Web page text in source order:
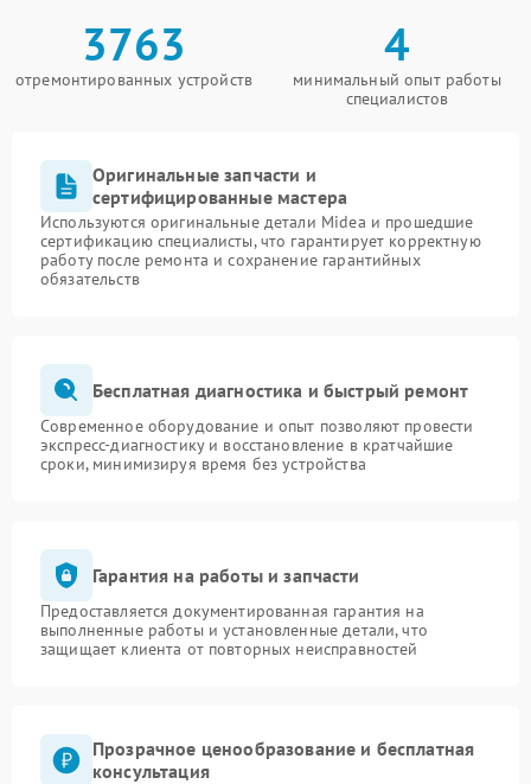
3763
отремонтированных устройств
4
минимальный опыт работы
специалистов
Оригинальные запчасти и
сертифицированные мастера
Используются оригинальные детали Midea и прошедшие
сертификацию специалисты, что гарантирует корректную
работу после ремонта и сохранение гарантийных
обязательств
Бесплатная диагностика и быстрый ремонт
Современное оборудование и опыт позволяют провести
экспресс-диагностику и восстановление в кратчайшие
сроки, минимизируя время без устройства
Гарантия на работы и запчасти
Предоставляется документированная гарантия на
выполненные работы и установленные детали, что
защищает клиента от повторных неисправностей
Прозрачное ценообразование и бесплатная
консультация